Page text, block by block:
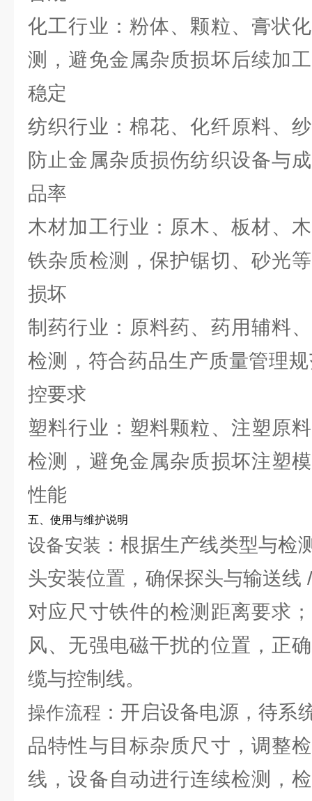
化工行业：粉体、颗粒、膏状
测，避免金属杂质损坏后续加
稳定
纺织行业：棉花、化纤原料、
防止金属杂质损伤纺织设备与
品率
木材加工行业：原木、板材、
铁杂质检测，保护锯切、砂光
损坏
制药行业：原料药、药用辅料
检测，符合药品生产质量管理
控要求
塑料行业：塑料颗粒、注塑原
检测，避免金属杂质损坏注塑
性能
五、使用与维护说明
设备安装 ：根据生产线类型与检
头安装位置，确保探头与输送线
对应尺寸铁件的检测距离要求
风、无强电磁干扰的位置，正
缆与控制线。
操作流程 ：开启设备电源，待系
品特性与目标杂质尺寸，调整
线，设备自动进行连续检测，